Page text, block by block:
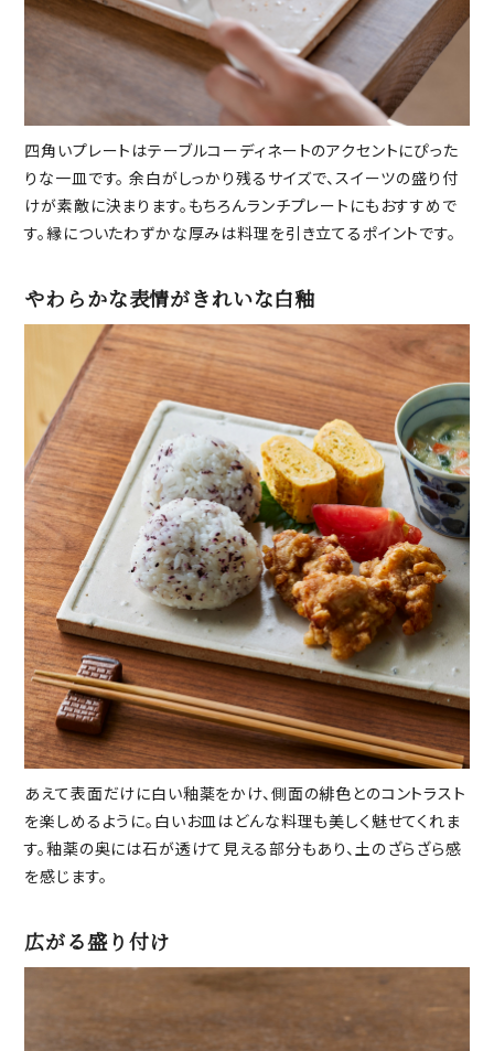
四角いプレートはテーブルコーディネートのアクセントにぴった
りな一皿です。 余白がしっかり残るサイズで、スイーツの盛り付
けが素敵に決まります。もちろんランチプレートにもおすすめで
す。縁についたわずかな厚みは料理を引き立てるポイントです。
やわらかな表情がきれいな白釉
あえて表面だけに白い釉薬をかけ、側面の緋色とのコントラスト
を楽しめるように。白いお皿はどんな料理も美しく魅せてくれま
す。釉薬の奥には石が透けて見える部分もあり、土のざらざら感
を感じます。
広がる盛り付け